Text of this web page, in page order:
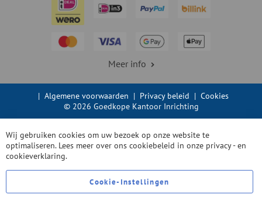
Meer info
| Algemene voorwaarden | Privacy beleid | Cookies
© 2026 Goedkope Kantoor Inrichting
Wij gebruiken cookies om uw bezoek op onze website te
optimaliseren. Lees meer over ons cookiebeleid in onze privacy - en
cookieverklaring.
Cookie-Instellingen